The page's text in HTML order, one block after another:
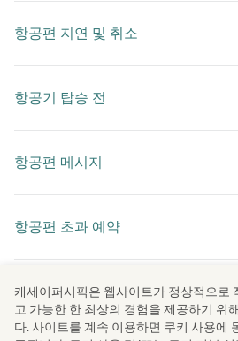
항공편 지연 및 취소
항공기 탑승 전
항공편 메시지
항공편 초과 예약
승객을 위한 서비스
캐세이퍼시픽은 웹사이트가 정상적으로
고 가능한 한 최상의 경험을 제공하기 위
다. 사이트를 계속 이용하면 쿠키 사용에